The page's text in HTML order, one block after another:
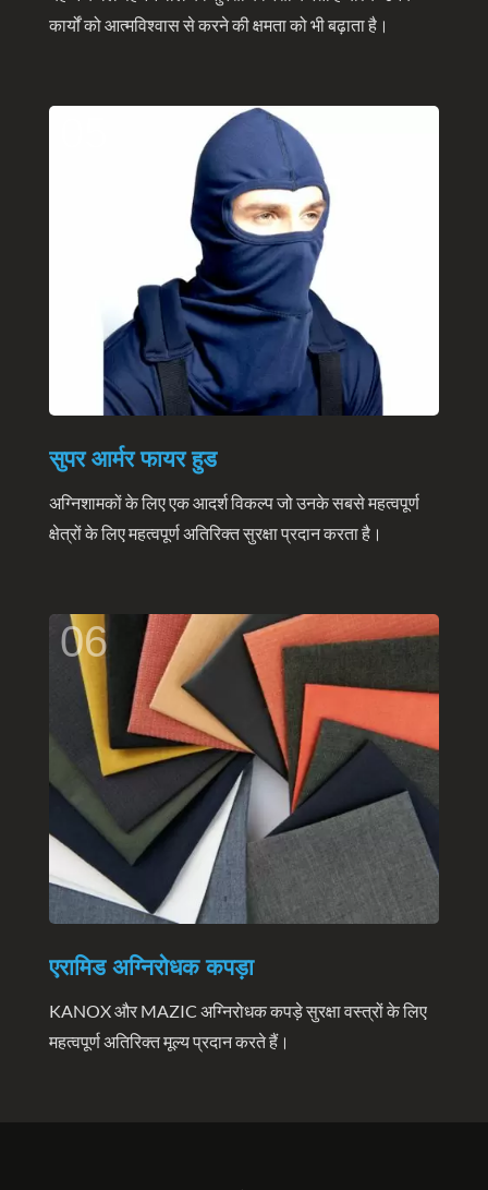
कार्यों को आत्मविश्वास से करने की क्षमता को भी बढ़ाता है।
सुपर आर्मर फायर हुड
अग्निशामकों के लिए एक आदर्श विकल्प जो उनके सबसे महत्वपूर्ण
क्षेत्रों के लिए महत्वपूर्ण अतिरिक्त सुरक्षा प्रदान करता है।
06
एरामिड अग्निरोधक कपड़ा
KANOX और MAZIC अग्निरोधक कपड़े सुरक्षा वस्त्रों के लिए
महत्वपूर्ण अतिरिक्त मूल्य प्रदान करते हैं।